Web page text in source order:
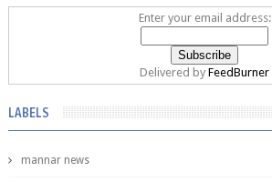
Enter your email address:
Delivered by FeedBurner
LABELS
mannar news